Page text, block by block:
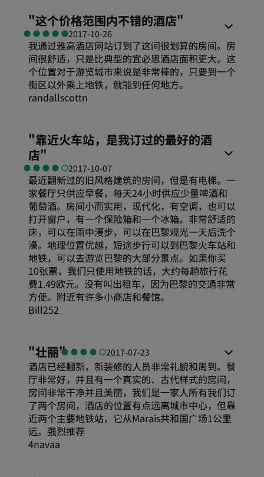
"这个价格范围内不错的酒店"
2017-10-26
我通过雅高酒店网站订到了这间很划算的房间。房
间很舒适，只是比典型的宜必思酒店面积更大。这
个位置对于游览城市来说是非常棒的，只要到一个
街区以外乘上地铁，就能到任何地方。
randallscottn
"靠近火车站，是我订过的最好的酒
店"
2017-10-07
最近翻新过的旧风格建筑的房间，但是有电梯。一
家餐厅只供应早餐，每天24小时供应少量啤酒和
葡萄酒。房间小而实用，现代化，有空调，也可以
打开窗户，有一个保险箱和一个冰箱。非常舒适的
床，可以在雨中漫步，可以在巴黎观光一天后洗个
澡。地理位置优越，短途步行可以到巴黎火车站和
地铁，可以去游览巴黎的大部分景点。如果你买
10张票，我们只使用地铁的话，大约每趟旅行花
费1.49欧元。没有叫出租车，因为巴黎的交通非常
方便。附近有许多小商店和餐馆。
Bill252
"壮丽" 2017-07-23
酒店已经翻新，新装修的人员非常礼貌和周到。餐
厅非常好，并且有一个真实的、古代样式的房间，
房间非常干净并且美丽，我们是一家人所有我们订
了两个房间，酒店的位置有点远离城市中心，但靠
近两个主要地铁站，它从Marais共和国广场1公里
远。强烈推荐
4navaa